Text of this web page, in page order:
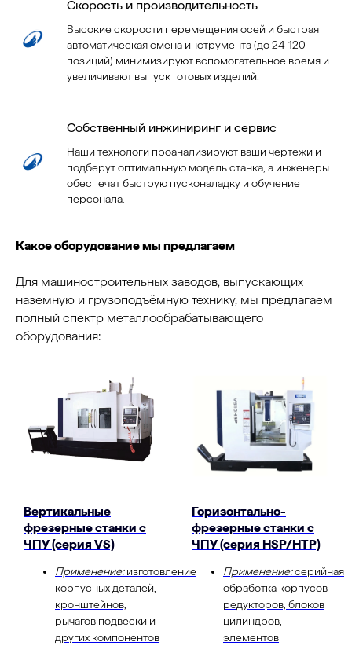
Скорость и производительность
Высокие скорости перемещения осей и быстрая
автоматическая смена инструмента (до 24-120
позиций) минимизируют вспомогательное время и
увеличивают выпуск готовых изделий.
Собственный инжиниринг и сервис
Наши технологи проанализируют ваши чертежи и
подберут оптимальную модель станка, а инженеры
обеспечат быструю пусконаладку и обучение
персонала.
Какое оборудование мы предлагаем
Для машиностроительных заводов, выпускающих
наземную и грузоподъёмную технику, мы предлагаем
полный спектр металлообрабатывающего
оборудования:
Вертикальные
фрезерные станки с
ЧПУ (серия VS)
Применение:изготовление
корпусных деталей,
кронштейнов,
рычагов подвески и
других компонентов
Горизонтально-
фрезерные станки с
ЧПУ (серия HSP/HTP)
Применение:серийная
обработка корпусов
редукторов, блоков
цилиндров,
элементов